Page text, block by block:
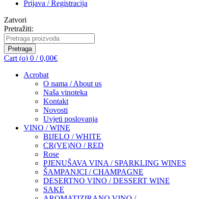
Prijava / Registracija
Zatvori
Pretražiti:
Pretraga
Cart (o) 0 / 0,00€
Acrobat
O nama / About us
Naša vinoteka
Kontakt
Novosti
Uvjeti poslovanja
VINO / WINE
BIJELO / WHITE
CR(VE)NO / RED
Rose
PJENUŠAVA VINA / SPARKLING WINES
ŠAMPANJCI / CHAMPAGNE
DESERTNO VINO / DESSERT WINE
SAKE